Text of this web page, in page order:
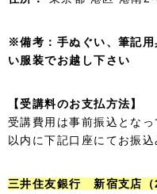
※備考：手ぬぐい、筆記
い服装でお越し下さい
【受講料のお支払方法】
受講費用は事前振込とな
以内に下記口座にてお振
三井住友銀行 新宿支店（